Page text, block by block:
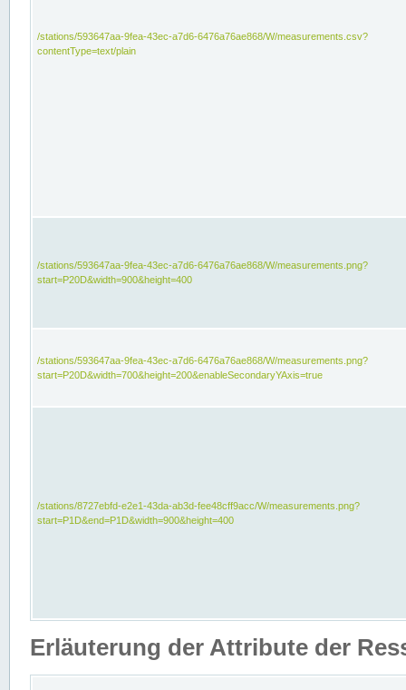
/stations/593647aa-9fea-43ec-a7d6-6476a76ae868/W/measurements.csv?
contentType=text/plain
/stations/593647aa-9fea-43ec-a7d6-6476a76ae868/W/measurements.png?
start=P20D&width=900&height=400
/stations/593647aa-9fea-43ec-a7d6-6476a76ae868/W/measurements.png?
start=P20D&width=700&height=200&enableSecondaryYAxis=true
/stations/8727ebfd-e2e1-43da-ab3d-fee48cff9acc/W/measurements.png?
start=P1D&end=P1D&width=900&height=400
Erläuterung der Attribute der